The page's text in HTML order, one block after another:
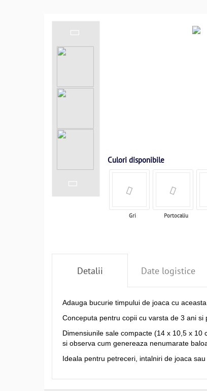
Culori disponibile
Gri Portocaliu
Detalii Date logistice
Adauga bucurie timpului de joaca cu
Conceputa pentru copii cu varsta de 3 ani
Dimensiunile sale compacte (14 x 10,5 x
si observa cum genereaza nenumarate
Ideala pentru petreceri, intalniri de joaca